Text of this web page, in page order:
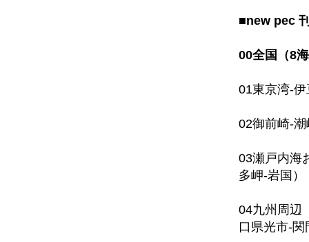
■new pec
00全国（8
01東京湾-
02御前崎-
03瀬戸内海
多岬-岩国）
04九州周辺
口県光市-